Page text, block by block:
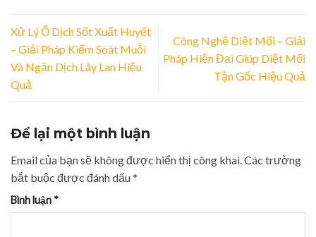
Xử Lý Ổ Dịch Sốt Xuất Huyết
– Giải Pháp Kiểm Soát Muỗi
Và Ngăn Dịch Lây Lan Hiệu
Quả
Công Nghệ Diệt Mối – Giải
Pháp Hiện Đại Giúp Diệt Mối
Tận Gốc Hiệu Quả
Để lại một bình luận
Email của bạn sẽ không được hiển thị công khai.Các trường
bắt buộc được đánh dấu*
Bình luận *